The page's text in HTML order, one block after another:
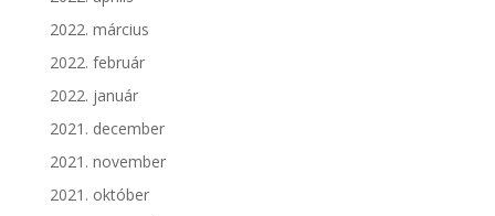
2022. március
2022. február
2022. január
2021. december
2021. november
2021. október